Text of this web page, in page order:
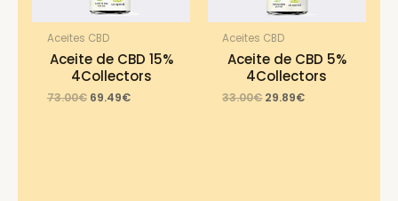
Aceites CBD
Aceite de CBD 15%
4Collectors
73.00€ Original
69.49€Current
Aceites CBD
Aceite de CBD 5%
4Collectors
33.00€ Original
29.89€Current